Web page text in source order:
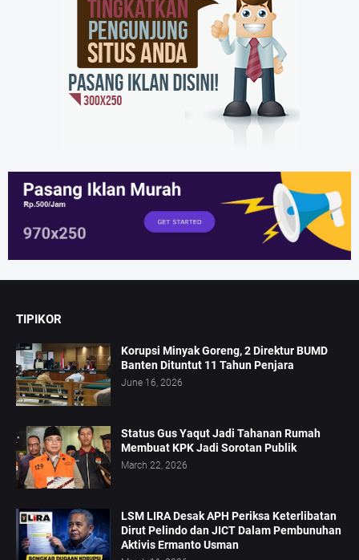
TIPIKOR
Korupsi Minyak Goreng, 2 Direktur BUMD
Banten Dituntut 11 Tahun Penjara
June 16, 2026
Status Gus Yaqut Jadi Tahanan Rumah
Membuat KPK Jadi Sorotan Publik
March 22, 2026
LSM LIRA Desak APH Periksa Keterlibatan
Dirut Pelindo dan JICT Dalam Pembunuhan
Aktivis Ermanto Usman